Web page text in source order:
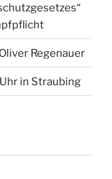
Regenauer
in Straubing